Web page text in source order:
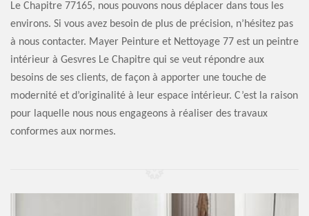
Le Chapitre 77165, nous pouvons nous déplacer dans tous les
environs. Si vous avez besoin de plus de précision, n’hésitez pas
à nous contacter. Mayer Peinture et Nettoyage 77 est un peintre
intérieur à Gesvres Le Chapitre qui se veut répondre aux
besoins de ses clients, de façon à apporter une touche de
modernité et d’originalité à leur espace intérieur. C’est la raison
pour laquelle nous nous engageons à réaliser des travaux
conformes aux normes.